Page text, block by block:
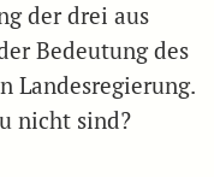
der drei aus
Bedeutung des
Landesregierung.
nicht sind?